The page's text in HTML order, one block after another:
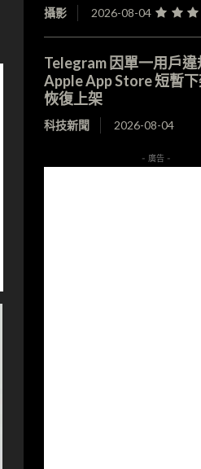
攝影 2026-08-04
Telegram 因單一用戶
Apple App Store 短暫
恢復上架
科技新聞 2026-08-04
- 廣告 -